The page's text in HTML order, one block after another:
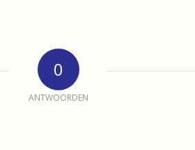
0
ANTWOORDEN